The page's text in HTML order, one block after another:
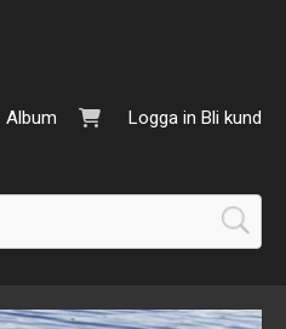
Logga in Bli kund
Album